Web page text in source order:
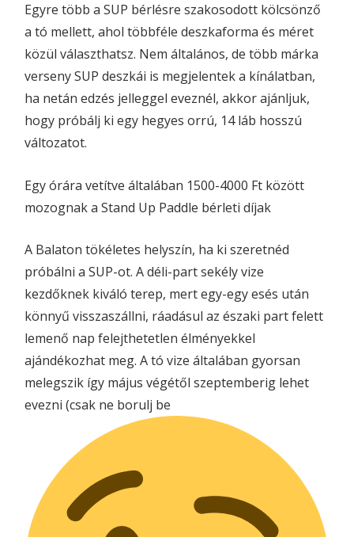
Egyre több a SUP bérlésre szakosodott kölcsönző
a tó mellett, ahol többféle deszkaforma és méret
közül választhatsz. Nem általános, de több márka
verseny SUP deszkái is megjelentek a kínálatban,
ha netán edzés jelleggel eveznél, akkor ajánljuk,
hogy próbálj ki egy hegyes orrú, 14 láb hosszú
változatot.
Egy órára vetítve általában 1500-4000 Ft között
mozognak a Stand Up Paddle bérleti díjak
A Balaton tökéletes helyszín, ha ki szeretnéd
próbálni a SUP-ot. A déli-part sekély vize
kezdőknek kiváló terep, mert egy-egy esés után
könnyű visszaszállni, ráadásul az északi part felett
lemenő nap felejthetetlen élményekkel
ajándékozhat meg. A tó vize általában gyorsan
melegszik így május végétől szeptemberig lehet
evezni (csak ne borulj be